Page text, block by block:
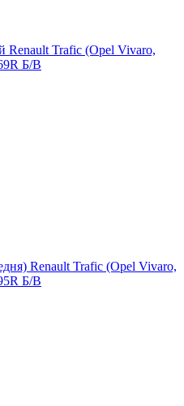
Renault Trafic (Opel Vivaro,
Б/В
Renault Trafic (Opel Vivaro,
Б/В